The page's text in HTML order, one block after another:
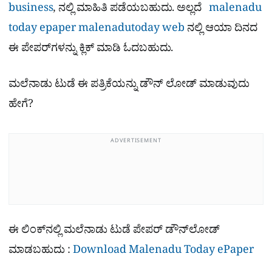
business, ನಲ್ಲಿ ಮಾಹಿತಿ ಪಡೆಯಬಹುದು. ಅಲ್ಲದೆ malenadu
today epapermalenadutoday web ನಲ್ಲಿ ಆಯಾ ದಿನದ
ಈ ಪೇಪರ್​ಗಳನ್ನು ಕ್ಲಿಕ್ ಮಾಡಿ ಓದಬಹುದು.
ಮಲೆನಾಡು ಟುಡೆ ಈ ಪತ್ರಿಕೆಯನ್ನು ಡೌನ್​ ಲೋಡ್ ಮಾಡುವುದು
ಹೇಗೆ?
ADVERTISEMENT
ಈ ಲಿಂಕ್​ನಲ್ಲಿ ಮಲೆನಾಡು ಟುಡೆ ಪೇಪರ್ ಡೌನ್​ಲೋಡ್
ಮಾಡಬಹುದು :Download Malenadu Today ePaper